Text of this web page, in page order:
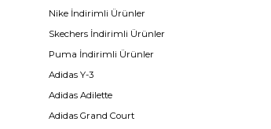
Nike İndirimli Ürünler
Skechers İndirimli Ürünler
Puma İndirimli Ürünler
Adidas Y-3
Adidas Adilette
Adidas Grand Court